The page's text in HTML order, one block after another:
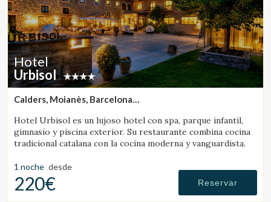
Hotel
Urbisol
Calders, Moianès, Barcelona
Hotel Urbisol es un lujoso hotel con spa, parque infantil,
gimnasio y piscina exterior. Su restaurante combina cocina
tradicional catalana con la cocina moderna y vanguardista.
1 noche desde
220€ Reservar